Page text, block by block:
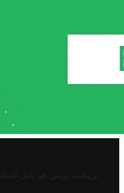
تروفيت تونس هو دليل